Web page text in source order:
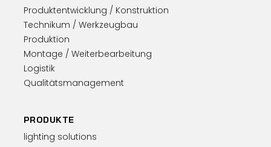
Produktentwicklung / Konstruktion
Technikum / Werkzeugbau
Produktion
Montage / Weiterbearbeitung
Logistik
Qualitätsmanagement
PRODUKTE
lighting solutions